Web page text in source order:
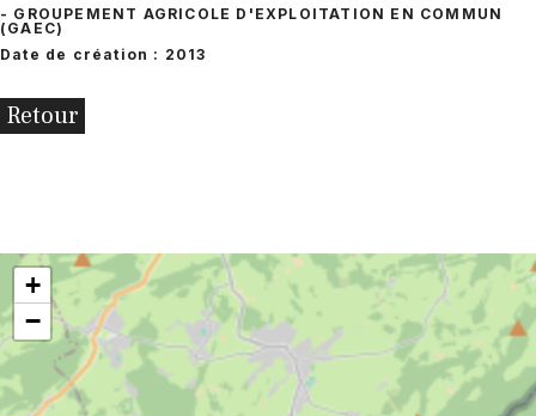
- GROUPEMENT AGRICOLE D'EXPLOITATION EN COMMUN
(GAEC)
Date de création : 2013
Retour
+
−